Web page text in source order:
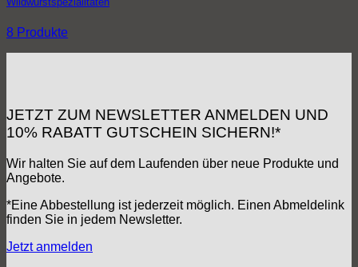
8 Produkte
JETZT ZUM NEWSLETTER ANMELDEN UND
10% RABATT GUTSCHEIN SICHERN!*
Wir halten Sie auf dem Laufenden über neue Produkte und
Angebote.
*Eine Abbestellung ist jederzeit möglich. Einen Abmeldelink
finden Sie in jedem Newsletter.
Jetzt anmelden